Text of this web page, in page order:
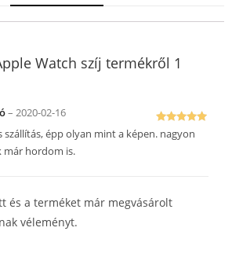
Watch szíj termékről 1
Értékelés:
– 2020-02-16
szállítás, épp olyan mint a képen. nagyon
már hordom is.
és a terméket már megvásárolt
véleményt.